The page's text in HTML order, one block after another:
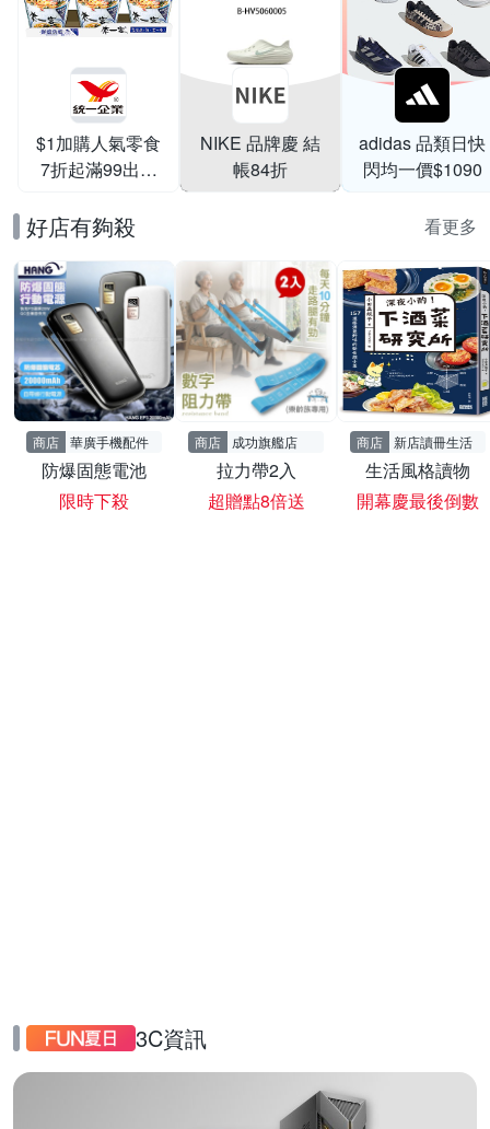
$1加購人氣零食
7折起滿99出貨
NIKE 品牌慶 結
帳84折
adidas 品類日快
閃均一價$1090
好店有夠殺 看更多
商店 華廣手機配件
防爆固態電池
限時下殺
商店 成功旗艦店
拉力帶2入
超贈點8倍送
商店 新店讀冊生活
生活風格讀物
開幕慶最後倒數
3C資訊